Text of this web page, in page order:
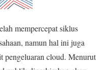
mempercepat siklus
namun hal ini juga
pengeluaran cloud. Menurut